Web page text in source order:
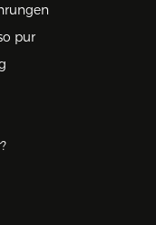
pur